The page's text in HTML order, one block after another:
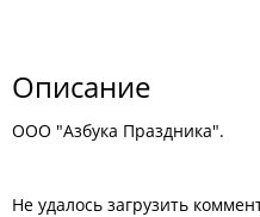
Описание
ООО "Азбука Праздника".
Не удалось загрузить